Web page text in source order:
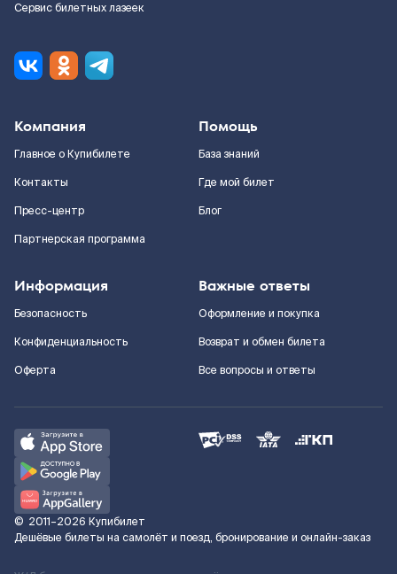
Сервис билетных лазеек
Компания
Главное о Купибилете
Контакты
Пресс-центр
Партнерская программа
Помощь
База знаний
Где мой билет
Блог
Информация
Безопасность
Конфиденциальность
Оферта
Важные ответы
Оформление и покупка
Возврат и обмен билета
Все вопросы и ответы
© 2011–2026 Купибилет
Дешёвые билеты на самолёт и поезд, бронирование и онлайн-заказ